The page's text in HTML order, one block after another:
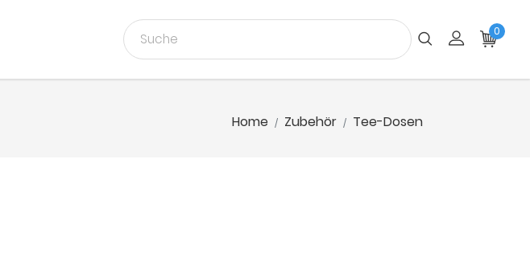
0
Home Zubehör Tee-Dosen